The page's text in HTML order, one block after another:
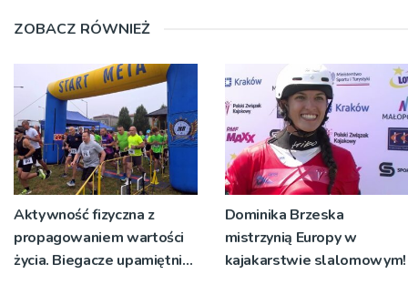
ZOBACZ RÓWNIEŻ
Aktywność fizyczna z
propagowaniem wartości
życia. Biegacze upamiętnili
Dominika Brzeska
mistrzynią Europy w
kajakarstwie slalomowym!